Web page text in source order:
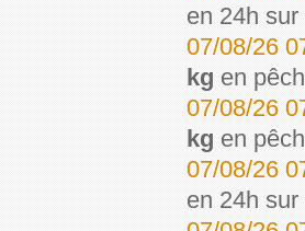
en 24h sur
07/08/26
kgen
07/08/26
kgen
07/08/26
en 24h sur